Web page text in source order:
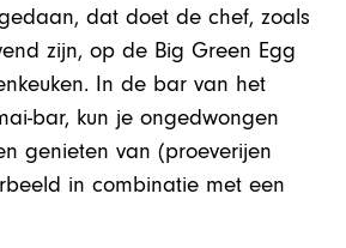
dat doet de chef, zoals
zijn, op de Big Green Egg
In de bar van het
bar, kun je ongedwongen
genieten van (proeverijen
in combinatie met een